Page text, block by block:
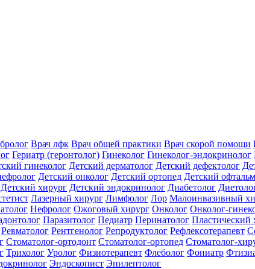
Врач лфк Врач общей практики Врач скорой помощи
Гериатр (геронтолог) Гинеколог Гинеколог-эндокринолог
гинеколог Детский дерматолог Детский дефектолог
Детский онколог Детский ортопед Детский
Детский хирург Детский эндокринолог Диабетолог
Лазерный хирург Лимфолог Лор Малоинвазивный
Нефролог Ожоговый хирург Онколог Онколог-
Паразитолог Педиатр Перинатолог Пластический
Ревматолог Рентгенолог Репродуктолог Рефлексотерапевт
Стоматолог-ортодонт Стоматолог-ортопед Стоматолог-
Трихолог Уролог Физиотерапевт Флеболог Фониатр
Эндоскопист Эпилептолог